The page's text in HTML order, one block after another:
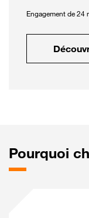
Engagement de 24
Pourquoi